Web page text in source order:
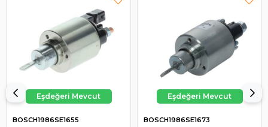
BOSCH1986SE1655 BOSCH1986SE1673